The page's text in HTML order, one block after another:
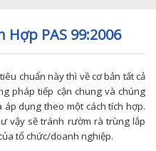
PAS 99:2006
chuẩn này thì về cơ bản tất cả
pháp tiếp cận chung và chúng
dụng theo một cách tích hợp.
vậy sẽ tránh rườm rà trùng lắp
tổ chức/doanh nghiệp.